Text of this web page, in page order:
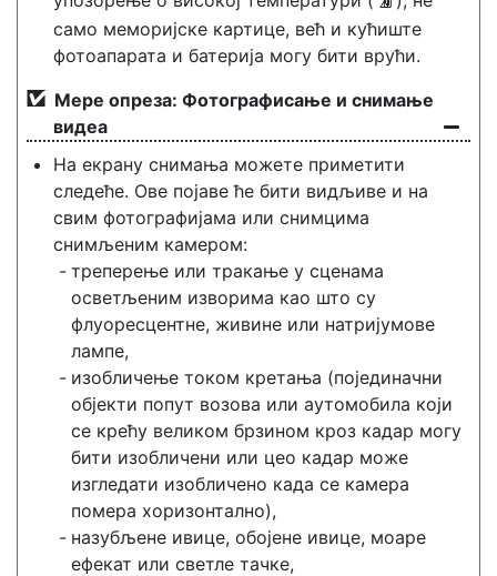
само меморијске картице, већ и кућиште
фотоапарата и батерија могу бити врући.
Мере опреза: Фотографисање и снимање
видеа
На екрану снимања можете приметити
следеће. Ове појаве ће бити видљиве и на
свим фотографијама или снимцима
снимљеним камером:
треперење или тракање у сценама
осветљеним изворима као што су
флуоресцентне, живине или натријумове
лампе,
изобличење током кретања (појединачни
објекти попут возова или аутомобила који
се крећу великом брзином кроз кадар могу
бити изобличени или цео кадар може
изгледати изобличено када се камера
помера хоризонтално),
назубљене ивице, обојене ивице, моаре
ефекат или светле тачке,